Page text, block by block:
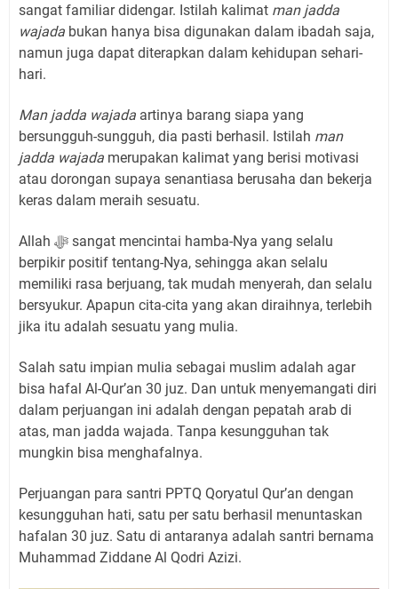
sangat familiar didengar. Istilah kalimat man jadda
wajada bukan hanya bisa digunakan dalam ibadah saja,
namun juga dapat diterapkan dalam kehidupan sehari-
hari.
Man jadda wajada artinya barang siapa yang
bersungguh-sungguh, dia pasti berhasil. Istilah man
jadda wajada merupakan kalimat yang berisi motivasi
atau dorongan supaya senantiasa berusaha dan bekerja
keras dalam meraih sesuatu.
Allah ﷻ sangat mencintai hamba-Nya yang selalu
berpikir positif tentang-Nya, sehingga akan selalu
memiliki rasa berjuang, tak mudah menyerah, dan selalu
bersyukur. Apapun cita-cita yang akan diraihnya, terlebih
jika itu adalah sesuatu yang mulia.
Salah satu impian mulia sebagai muslim adalah agar
bisa hafal Al-Qur’an 30 juz. Dan untuk menyemangati diri
dalam perjuangan ini adalah dengan pepatah arab di
atas, man jadda wajada. Tanpa kesungguhan tak
mungkin bisa menghafalnya.
Perjuangan para santri PPTQ Qoryatul Qur’an dengan
kesungguhan hati, satu per satu berhasil menuntaskan
hafalan 30 juz. Satu di antaranya adalah santri bernama
Muhammad Ziddane Al Qodri Azizi.